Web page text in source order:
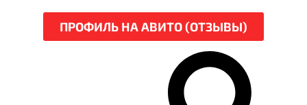
ПРОФИЛЬ НА АВИТО (ОТЗЫВЫ)